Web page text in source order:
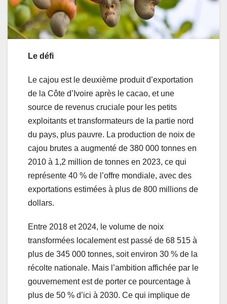
Le défi
Le cajou est le deuxième produit d’exportation
de la Côte d’Ivoire après le cacao, et une
source de revenus cruciale pour les petits
exploitants et transformateurs de la partie nord
du pays, plus pauvre. La production de noix de
cajou brutes a augmenté de 380 000 tonnes en
2010 à 1,2 million de tonnes en 2023, ce qui
représente 40 % de l’offre mondiale, avec des
exportations estimées à plus de 800 millions de
dollars.
Entre 2018 et 2024, le volume de noix
transformées localement est passé de 68 515 à
plus de 345 000 tonnes, soit environ 30 % de la
récolte nationale. Mais l’ambition affichée par le
gouvernement est de porter ce pourcentage à
plus de 50 % d’ici à 2030. Ce qui implique de